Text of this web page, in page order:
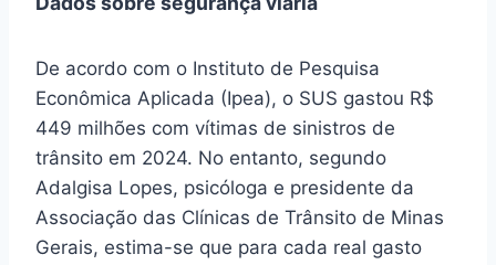
De acordo com o Instituto de Pesquisa
Econômica Aplicada (Ipea), o SUS gastou R$
449 milhões com vítimas de sinistros de
trânsito em 2024. No entanto, segundo
Adalgisa Lopes, psicóloga e presidente da
Associação das Clínicas de Trânsito de Minas
Gerais, estima-se que para cada real gasto